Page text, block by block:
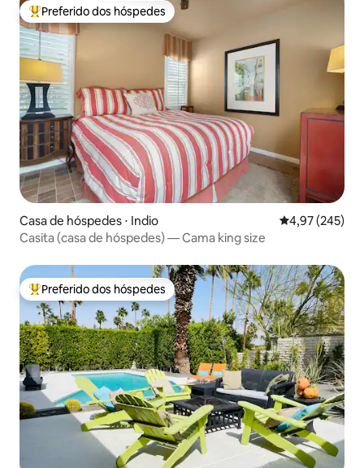
Entre os melhores preferidos dos hóspedes
Preferido dos hóspedes
Casa de hóspedes ⋅ Indio 4,97 de uma
4,97 (245)
Casita (casa de hóspedes) — Cama king size
Entre os melhores preferidos dos hóspedes
Preferido dos hóspedes